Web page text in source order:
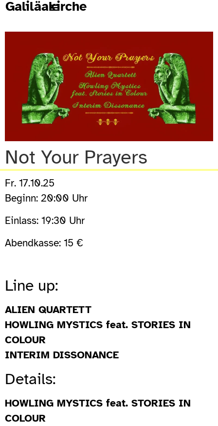
Galiläakirche
Not Your Prayers
Fr. 17.10.25
Beginn: 20:00 Uhr
Einlass: 19:30 Uhr
Abendkasse: 15 €
Line up:
ALIEN QUARTETT
HOWLING MYSTICS feat. STORIES IN
COLOUR
INTERIM DISSONANCE
Details:
HOWLING MYSTICS feat. STORIES IN
COLOUR